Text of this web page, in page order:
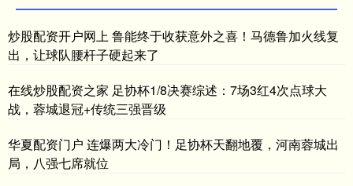
炒股配资开户网上 鲁能终于收获意外之喜！马德鲁加火线复
出，让球队腰杆子硬起来了
在线炒股配资之家 足协杯1/8决赛综述：7场3红4次点球大
战，蓉城退冠+传统三强晋级
华夏配资门户 连爆两大冷门！足协杯天翻地覆，河南蓉城出
局，八强七席就位